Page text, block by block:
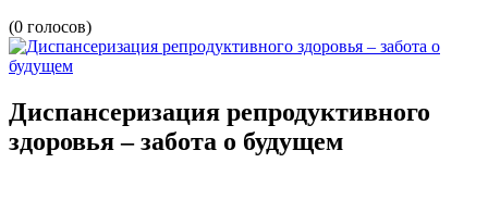
(0 голосов)
Диспансеризация репродуктивного
здоровья – забота о будущем